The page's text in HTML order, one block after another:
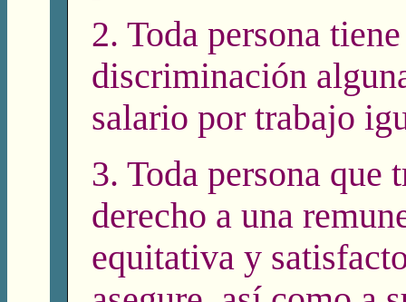
2. Toda persona
discriminación
salario por trabajo
3. Toda persona que
derecho a una
equitativa y